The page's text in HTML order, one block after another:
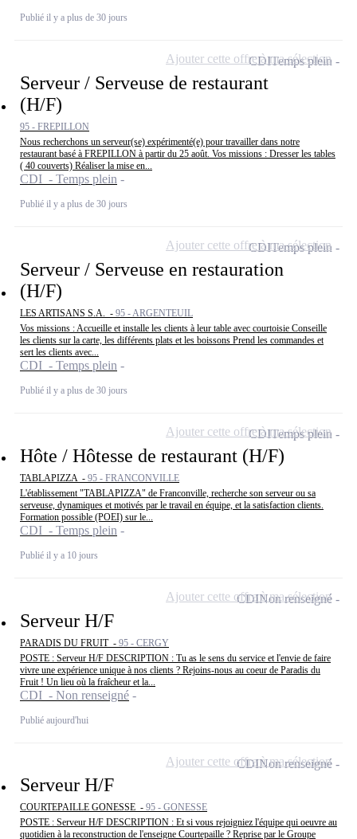
Publié il y a plus de 30 jours
Serveur / Serveuse de restaurant
(H/F)
95 - FREPILLON
Nous recherchons un serveur(se) expérimenté(e) pour travailler dans notre
restaurant basé à FREPILLON à partir du 25 août. Vos missions : Dresser les tables
( 40 couverts) Réaliser la mise en...
CDI - Temps plein
Publié il y a plus de 30 jours
CDITemps plein
Ajouter cette offre à ma sélection
Serveur / Serveuse en restauration
(H/F)
LES ARTISANS S.A. - 95 - ARGENTEUIL
Vos missions : Accueille et installe les clients à leur table avec courtoisie Conseille
les clients sur la carte, les différents plats et les boissons Prend les commandes et
sert les clients avec...
CDI - Temps plein
Publié il y a plus de 30 jours
CDITemps plein
Ajouter cette offre à ma sélection
Hôte / Hôtesse de restaurant (H/F)
TABLAPIZZA - 95 - FRANCONVILLE
L'établissement "TABLAPIZZA" de Franconville, recherche son serveur ou sa
serveuse, dynamiques et motivés par le travail en équipe, et la satisfaction clients.
Formation possible (POEI) sur le...
CDI - Temps plein
Publié il y a 10 jours
CDITemps plein
Ajouter cette offre à ma sélection
Serveur H/F
PARADIS DU FRUIT - 95 - CERGY
POSTE : Serveur H/F DESCRIPTION : Tu as le sens du service et l'envie de faire
vivre une expérience unique à nos clients ? Rejoins-nous au coeur de Paradis du
Fruit ! Un lieu où la fraîcheur et la...
CDI - Non renseigné
Publié aujourd'hui
CDINon renseigné
Ajouter cette offre à ma sélection
Serveur H/F
COURTEPAILLE GONESSE - 95 - GONESSE
POSTE : Serveur H/F DESCRIPTION : Et si vous rejoigniez l'équipe qui oeuvre au
quotidien à la reconstruction de l'enseigne Courtepaille ? Reprise par le Groupe
CDINon renseigné
Ajouter cette offre à ma sélection